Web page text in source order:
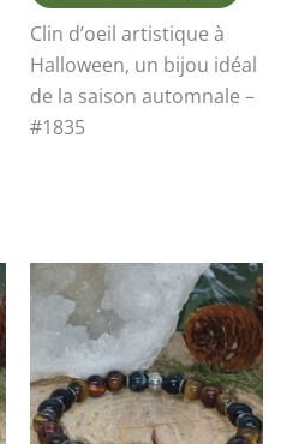
Clin d’oeil artistique à
Halloween, un bijou idéal
de la saison automnale –
#1835